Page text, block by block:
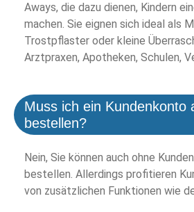
Aways, die dazu dienen, Kindern
machen. Sie eignen sich ideal als
Trostpflaster oder kleine
Arztpraxen, Apotheken, Schulen,
Muss ich ein Kundenkonto
bestellen?
Nein, Sie können auch ohne
bestellen. Allerdings profitieren
von zusätzlichen Funktionen wie